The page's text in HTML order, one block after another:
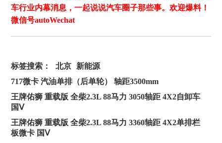
车行业内幕消息，一起说说汽车圈子那些事。欢迎爆料！
微信号autoWechat
标签搜索： 北京
新能源
717微卡 汽油单排（后单轮） 轴距3500mm
王牌佑狮 重载版 全柴2.3L 88马力 3050轴距 4X2自卸车
国Ⅴ
王牌佑狮 重载版 全柴2.3L 88马力 3360轴距 4X2单排栏
板微卡 国Ⅴ